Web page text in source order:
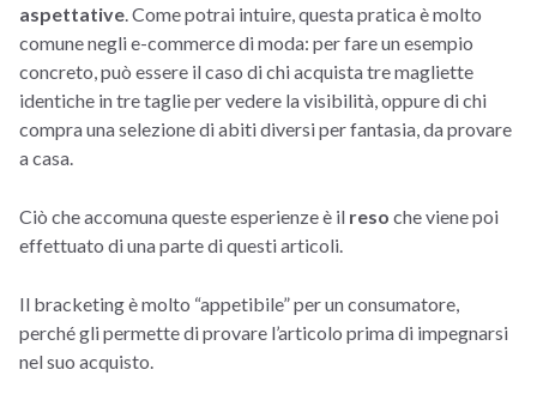
aspettative. Come potrai intuire, questa pratica è molto
comune negli e-commerce di moda: per fare un esempio
concreto, può essere il caso di chi acquista tre magliette
identiche in tre taglie per vedere la visibilità, oppure di chi
compra una selezione di abiti diversi per fantasia, da provare
a casa.
Ciò che accomuna queste esperienze è il reso che viene poi
effettuato di una parte di questi articoli.
Il bracketing è molto “appetibile” per un consumatore,
perché gli permette di provare l’articolo prima di impegnarsi
nel suo acquisto.